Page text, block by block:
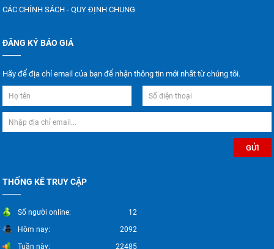
CÁC CHÍNH SÁCH - QUY ĐỊNH CHUNG
ĐĂNG KÝ BÁO GIÁ
Hãy để địa chỉ email của bạn để nhận thông tin mới nhất từ chúng tôi.
THỐNG KÊ TRUY CẬP
Số người online:
12
Hôm nay:
2092
Tuần này:
22485